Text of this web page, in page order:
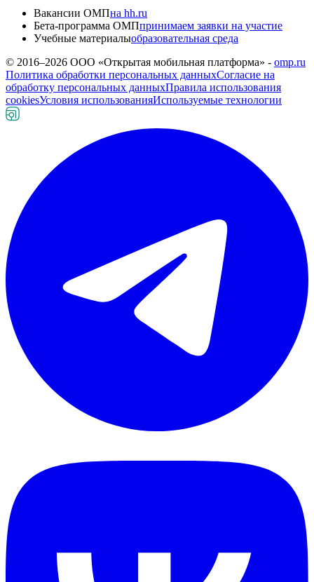
Вакансии ОМПна hh.ru
Бета-программа ОМПпринимаем заявки на участие
Учебные материалыобразовательная среда
© 2016–2026 ООО «Открытая мобильная платформа» - omp.ru
Политика обработки персональных данныхСогласие на
обработку персональных данныхПравила использования
cookiesУсловия использованияИспользуемые технологии